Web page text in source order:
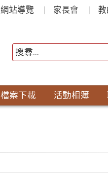
網站導覽 家長會
檔案下載 活動相簿